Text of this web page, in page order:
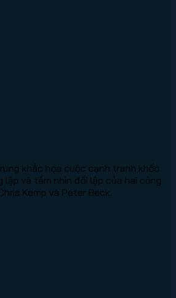
khắc họa cuộc cạnh tranh khốc
lập và tầm nhìn đối lập của hai công
Kemp và Peter Beck.